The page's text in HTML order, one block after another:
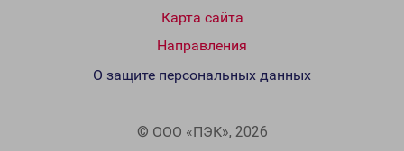
Карта сайта
Направления
© ООО «ПЭК», 2026
О защите персональных данных